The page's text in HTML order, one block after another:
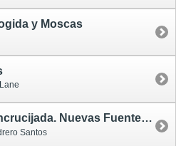
y Moscas
El Hombre en la Encrucijada. Nuevas Fuentes del Terror Cinematográfico
Santos